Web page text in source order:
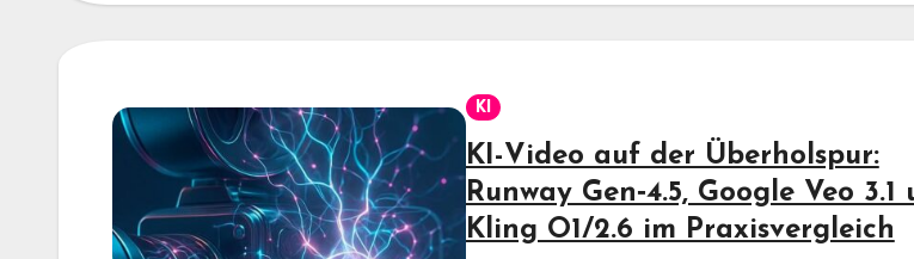
KI
KI-Video auf der Überholspur:
Runway Gen‑4.5, Google Veo 3.1
Kling O1/2.6 im Praxisvergleich